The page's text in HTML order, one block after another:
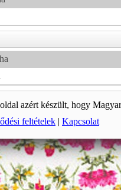
azért készült, hogy
feltételek | Kapcsolat